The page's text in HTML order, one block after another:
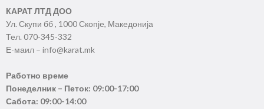
КАРАТ ЛТД ДОО
Ул. Скупи бб , 1000 Скопје, Македонија
Тел. 070-345-332
Е-маил – info@karat.mk
Работно време
Понеделник – Петок: 09:00-17:00
Сабота: 09:00-14:00